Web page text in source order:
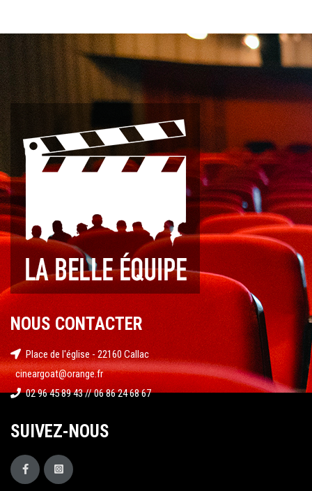
NOUS CONTACTER
Place de l'église - 22160 Callac
cineargoat@orange.fr
02 96 45 89 43 // 06 86 24 68 67
SUIVEZ-NOUS